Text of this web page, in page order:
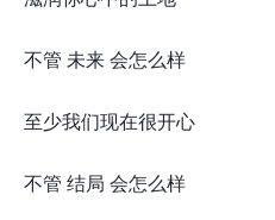
不管 未来 会怎么样
至少我们现在很开心
不管 结局 会怎么样